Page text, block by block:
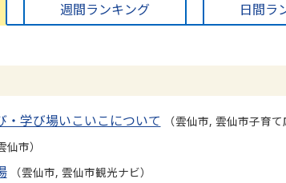
週間ランキング 日間ラ
・学び場いこいこについて （雲仙市, 雲仙市子育て
仙市）
（雲仙市, 雲仙市観光ナビ）